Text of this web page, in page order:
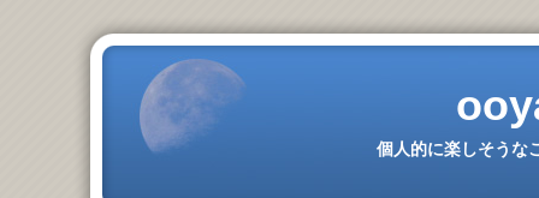
個人的に楽しそうな